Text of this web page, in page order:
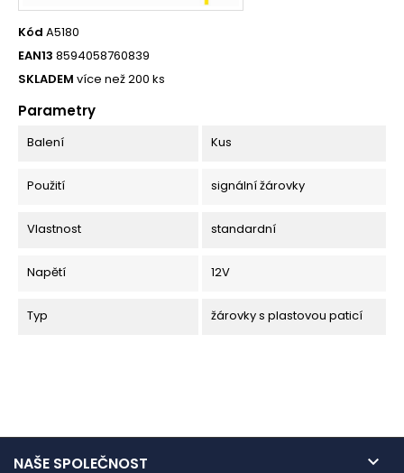
Kód A5180
EAN13 8594058760839
SKLADEM více než 200 ks
Parametry
Balení Kus
Použití signální žárovky
Vlastnost standardní
Napětí 12V
Typ žárovky s plastovou paticí
NAŠE SPOLEČNOST 